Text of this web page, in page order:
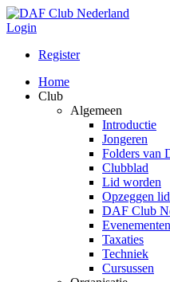
Login
Register
Home
Club
Algemeen
Introductie
Jongeren
Folders van
Clubblad
Lid worden
Opzeggen
DAF Club
Evenementen
Taxaties
Techniek
Cursussen